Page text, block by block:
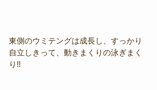
東側のウミテングは成長し、すっかり
自立しきって、動きまくりの泳ぎまく
り!!